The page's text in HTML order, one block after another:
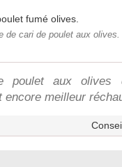
de cari de poulet aux olives.
poulet aux olives
encore meilleur